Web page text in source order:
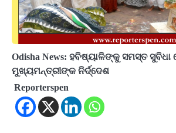
Odisha News: ହବିଷ୍ୟାଳିଙ୍କୁ ସମସ୍ତ ସୁବିଧା
ମୁଖ୍ୟମନ୍ତ୍ରୀଙ୍କ ନିର୍ଦ୍ଦେଶ
Reporterspen